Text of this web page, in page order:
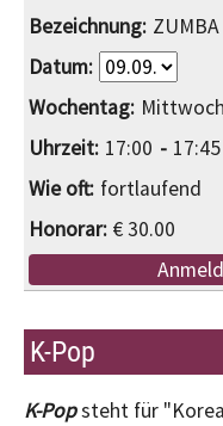
Mittwoch
17:00
17:45
fortlaufend
€ 30.00
K-Pop
K-Popsteht für